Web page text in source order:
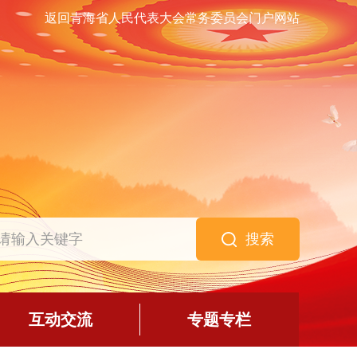
返回青海省人民代表大会常务委员会门户网站
搜索
互动交流 专题专栏